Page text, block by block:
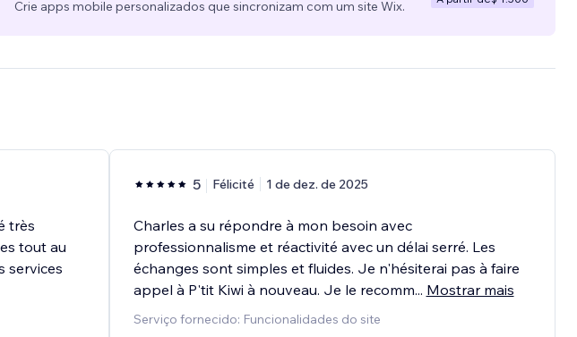
Crie apps mobile personalizados que sincronizam com um site Wix.
très
tout au
services
5 Félicité 1 de dez. de 2025
Charles a su répondre à mon besoin avec
professionnalisme et réactivité avec un délai serré. Les
échanges sont simples et fluides. Je n'hésiterai pas à faire
appel à P'tit Kiwi à nouveau. Je le recomm... Mostrar mais
Serviço fornecido: Funcionalidades do site